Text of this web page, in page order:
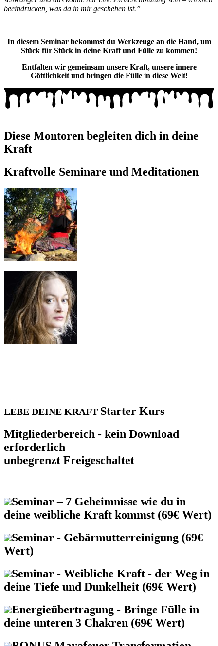
beeindrucken, was da in mir geschehen ist.”
In diesem Seminar bekommst du Werkzeuge an die Hand, um
Stück für Stück in deine Kraft und Fülle zu kommen!
Entfalten wir gemeinsam unsere Kraft, unsere innere
Göttlichkeit und bringen die Fülle in diese Welt!
Diese Montoren begleiten dich in deine
Kraft
Kraftvolle Seminare und Meditationen
LEBE DEINE KRAFT Starter Kurs
Mitgliederbereich - kein Download
erforderlich
unbegrenzt Freigeschaltet
Seminar – 7 Geheimnisse wie du in
deine weibliche Kraft kommst (69€ Wert)
Seminar - Gebärmutterreinigung (69€
Wert)
Seminar - Weibliche Kraft - der Weg in
deine Tiefe und Dunkelheit (69€ Wert)
Energieübertragung - Bringe Fülle in
deine unteren 3 Chakren (69€ Wert)